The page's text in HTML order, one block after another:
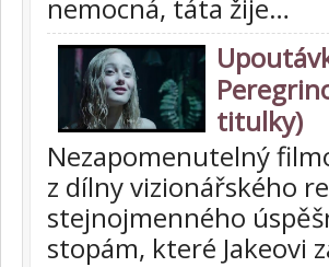
nemocná, táta žije…
titulky)
Nezapomenutelný
z dílny vizionářského
stejnojmenného
stopám, které Jakeovi